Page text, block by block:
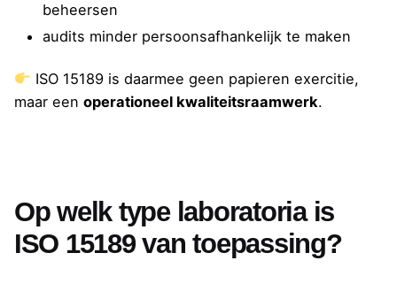
beheersen
audits minder persoonsafhankelijk te maken
ISO 15189 is daarmee geen papieren exercitie,
maar een operationeel kwaliteitsraamwerk.
Op welk type laboratoria is
ISO 15189 van toepassing?